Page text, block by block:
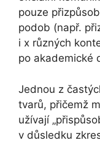
pouze
podob (např.
i x různých
po akademické
Jednou z
tvarů, přičemž
užívají
v důsledku